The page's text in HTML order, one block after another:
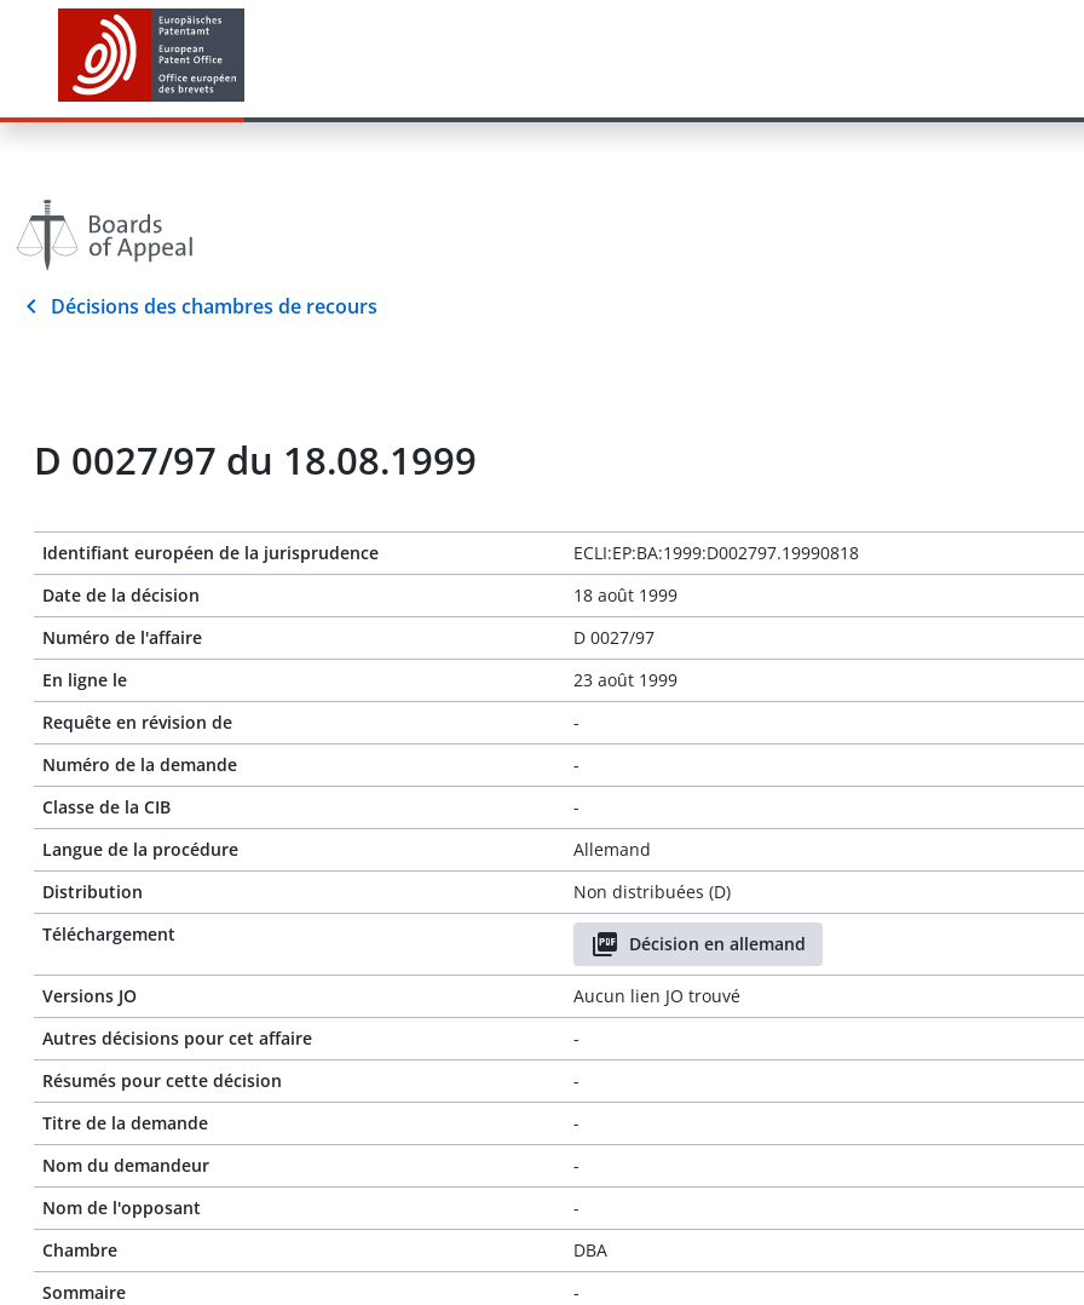
Décisions des chambres de recours
D 0027/97 du 18.08.1999
Identifiant européen de la jurisprudence
ECLI:EP:BA:1999:D002797.19990818
Date de la décision
18 août 1999
Numéro de l'affaire
D 0027/97
En ligne le
23 août 1999
Requête en révision de
-
Numéro de la demande
-
Classe de la CIB
-
Langue de la procédure
Allemand
Distribution
Non distribuées (D)
Téléchargement
Décision en allemand
Versions JO
Aucun lien JO trouvé
Autres décisions pour cet affaire
-
Résumés pour cette décision
-
Titre de la demande
-
Nom du demandeur
-
Nom de l'opposant
-
Chambre
DBA
Sommaire
-